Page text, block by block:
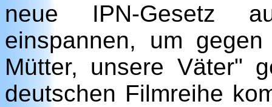
neue IPN-Gesetz
einspannen, um
Mütter, unsere Väter"
deutschen Filmreihe